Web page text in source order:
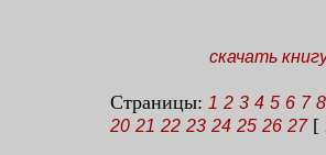
скачать
Страницы: 1 2 3 4 5 6 7 8
20 21 22 23 24 25 26 27[